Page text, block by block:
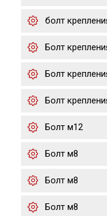
болт
Болт
Болт
Болт
Болт м12
Болт м8
Болт м8
Болт м8